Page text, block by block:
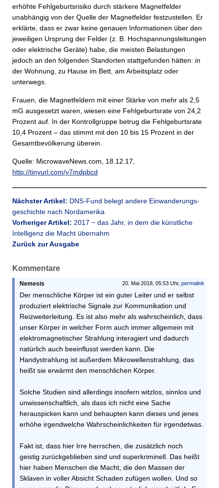
erhöhte Fehlgeburtsrisiko durch stärkere Magnetfelder
unabhängig von der Quelle der Magnetfelder festzustellen. Er
erklärte, dass er zwar keine genauen Informationen über den
jeweiligen Ursprung der Felder (z. B. Hochspannungsleitungen
oder elektrische Geräte) habe, die meisten Belastungen
jedoch an den folgenden Standorten stattgefunden hätten: in
der Wohnung, zu Hause im Bett, am Arbeitsplatz oder
unterwegs.
Frauen, die Magnetfeldern mit einer Stärke von mehr als 2,5
mG ausgesetzt waren, wiesen eine Fehlgeburtsrate von 24,2
Prozent auf. In der Kontrollgruppe betrug die Fehlgeburtsrate
10,4 Prozent – das stimmt mit den 10 bis 15 Prozent in der
Gesamtbevölkerung überein.
Quelle: MicrowaveNews.com, 18.12.17,
http://tinyurl.com/y7mdpbcd
Nächster Artikel: DNS-Fund belegt andere Einwanderungs­
geschichte nach Nordamerika
Vorheriger Artikel: 2017 − das Jahr, in dem die künstliche
Intelligenz die Macht übernahm
Zurück zur Ausgabe
Kommentare
20. Mai 2018, 05:53 Uhr, permalink
Nemesis
Der menschliche Körper ist ein guter Leiter und er selbst
produziert elektrische Signale zur Kommunikation und
Reizweiterleitung. Es ist also mehr als wahrscheinlich, dass
unser Körper in welcher Form auch immer allgemein mit
elektromagnetischer Strahlung interagiert und dadurch
natürlich auch beeinflusst werden kann. Die
Handystrahlung ist außerdem Mikrowellenstrahlung, das
heißt sie erwärmt den menschlichen Körper.
Solche Studien sind allerdings insofern witzlos, sinnlos und
unwissenschaftlich, als dass ich nicht eine Sache
herauspicken kann und behaupten kann dieses und jenes
erhöhe irgendwelche Wahrscheinlichkeiten für irgendetwas.
Fakt ist, dass hier Irre herrschen, die zusätzlich noch
geistig zurückgeblieben sind und superkriminell. Das heißt
hier haben Menschen die Macht, die den Massen der
Sklaven in voller Absicht Schaden zufügen wollen. Und so